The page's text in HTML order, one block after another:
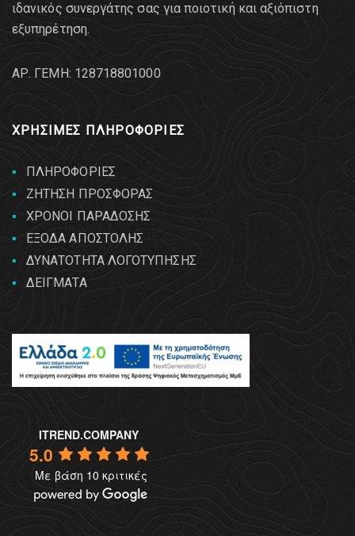
ιδανικός συνεργάτης σας για ποιοτική και αξιόπιστη
εξυπηρέτηση.
AΡ. ΓΕΜΗ: 128718801000
ΧΡΗΣΙΜΕΣ ΠΛΗΡΟΦΟΡΙΕΣ
ΠΛΗΡΟΦΟΡΙΕΣ
ΖΗΤΗΣΗ ΠΡΟΣΦΟΡΑΣ
ΧΡΟΝΟΙ ΠΑΡΑΔΟΣΗΣ
ΕΞΟΔΑ ΑΠΟΣΤΟΛΗΣ
ΔΥΝΑΤΟΤΗΤΑ ΛΟΓΟΤΥΠΗΣΗΣ
ΔΕΙΓΜΑΤΑ
ITREND.COMPANY
5.0
Με βάση 10 κριτικές